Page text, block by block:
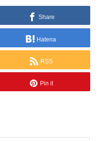
Share
Hatena
RSS
Pin it